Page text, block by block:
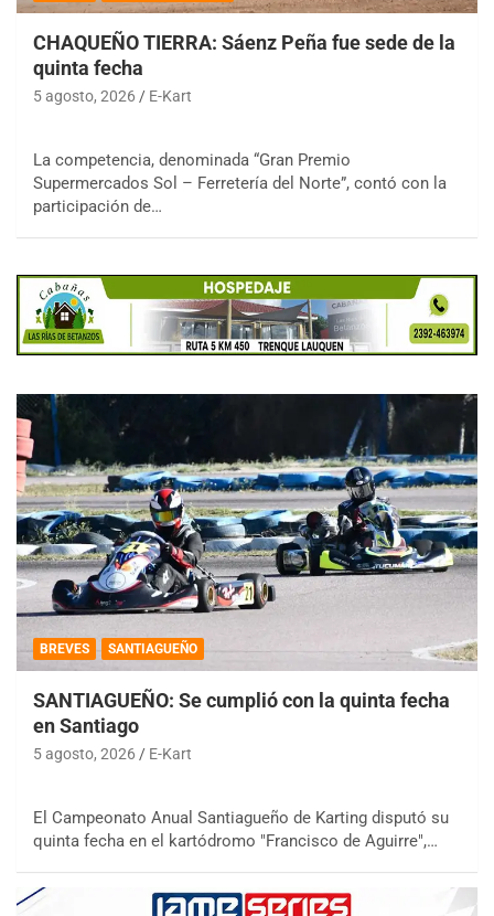
CHAQUEÑO TIERRA: Sáenz Peña fue sede de la
quinta fecha
5 agosto, 2026 E-Kart
La competencia, denominada “Gran Premio
Supermercados Sol – Ferretería del Norte”, contó con la
participación de…
BREVES SANTIAGUEÑO
SANTIAGUEÑO: Se cumplió con la quinta fecha
en Santiago
5 agosto, 2026 E-Kart
El Campeonato Anual Santiagueño de Karting disputó su
quinta fecha en el kartódromo "Francisco de Aguirre",…